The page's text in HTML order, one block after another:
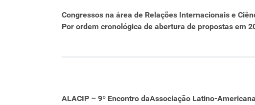
Congressos na área de Relações Internacionais e
Por ordem cronológica de abertura de propostas em
ALACIP – 9º Encontro daAssociação Latino-